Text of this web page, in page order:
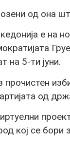
од она
е на
на 5-ти јуни.
прочистен
од
кој се бори